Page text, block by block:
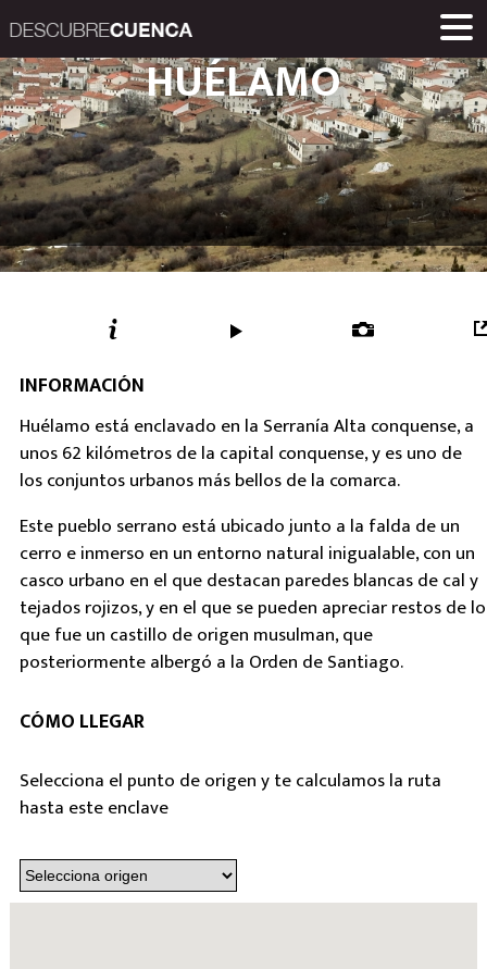
Descubre
INICIO
RUTAS
ENCLAVES Y POBLACIONES
EVENTOS
ENLACES
MUSEOS
GASTRONOMÍA
PRODUCTOS
Una iniciativa de
Diputación
HUÉLAMO
INFORMACIÓN
Huélamo está enclavado en la Serranía Alta conquense, a
unos 62 kilómetros de la capital conquense, y es uno de
los conjuntos urbanos más bellos de la comarca.
Este pueblo serrano está ubicado junto a la falda de un
cerro e inmerso en un entorno natural inigualable, con un
casco urbano en el que destacan paredes blancas de cal y
tejados rojizos, y en el que se pueden apreciar restos de lo
que fue un castillo de origen musulman, que
posteriormente albergó a la Orden de Santiago.
CÓMO LLEGAR
Selecciona el punto de origen y te calculamos la ruta
hasta este enclave